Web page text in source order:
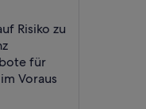
Risiko zu
für
Voraus